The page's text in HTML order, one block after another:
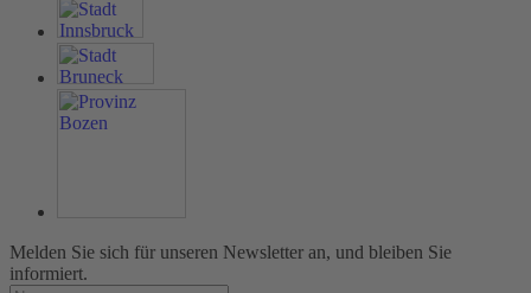
Melden Sie sich für unseren Newsletter an, und bleiben Sie
informiert.